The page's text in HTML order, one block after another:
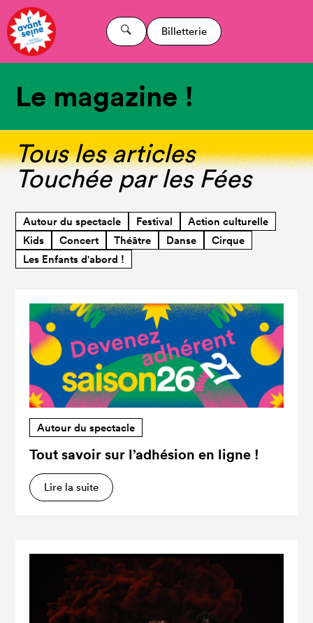
Billetterie
Le magazine !
Tous les articles
Touchée par les Fées
Autour du spectacle Festival
Action culturelle
Kids
Concert Théâtre Danse
Cirque
Les Enfants d'abord !
Autour du spectacle
Tout savoir sur l’adhésion en ligne !
Lire la suite